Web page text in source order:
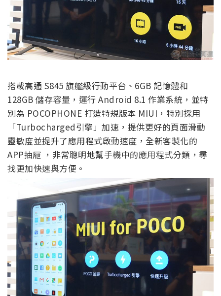
搭載高通 S845 旗艦級行動平台、6GB 記憶體和
128GB 儲存容量，運行 Android 8.1 作業系統，並特
別為 POCOPHONE 打造特規版本 MIUI，特別採用
「Turbocharged引擎」加速，提供更好的頁面滑動
靈敏度並提升了應用程式啟動速度，全新客製化的
APP抽屜 ，非常聰明地幫手機中的應用程式分類，尋
找更加快速與方便。